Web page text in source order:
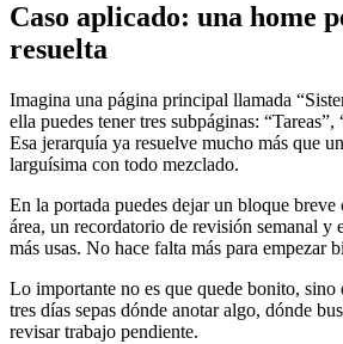
Caso aplicado: una home
resuelta
Imagina una página principal llamada
ella puedes tener tres subpáginas:
Esa jerarquía ya resuelve mucho más que
larguísima con todo mezclado.
En la portada puedes dejar un bloque breve
área, un recordatorio de revisión semanal y
más usas. No hace falta más para empezar
Lo importante no es que quede bonito,
tres días sepas dónde anotar algo, dónde
revisar trabajo pendiente.